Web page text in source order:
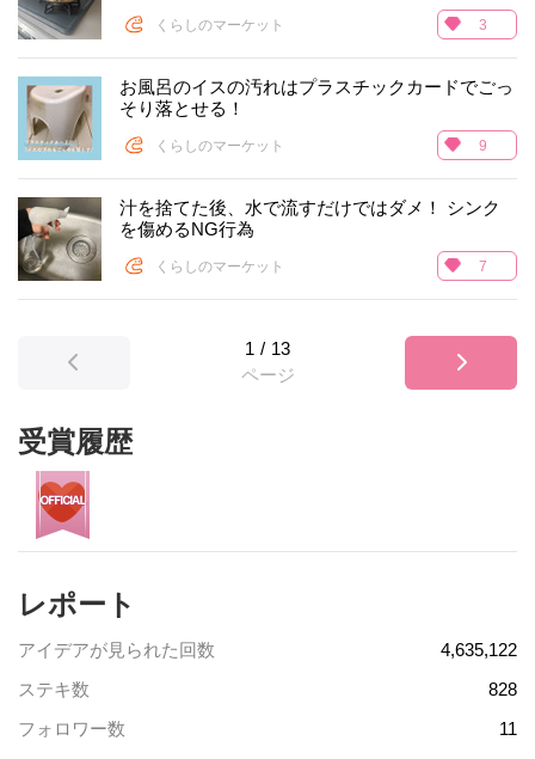
くらしのマーケット 3
お風呂のイスの汚れはプラスチックカードでごっ
そり落とせる！
くらしのマーケット 9
汁を捨てた後、水で流すだけではダメ！ シンク
を傷めるNG行為
くらしのマーケット 7
1 / 13
ページ
受賞履歴
レポート
アイデアが見られた回数
4,635,122
ステキ数
828
フォロワー数
11